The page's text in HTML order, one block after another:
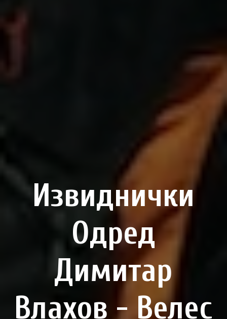
Извиднички
Одред
Димитар
Влахов - Велес